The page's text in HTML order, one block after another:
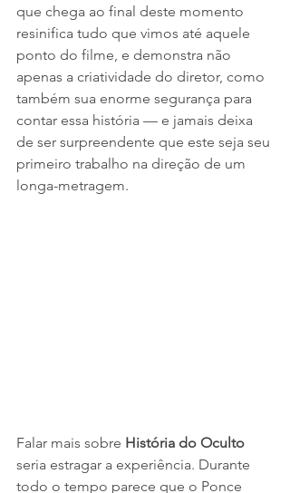
que chega ao final deste momento
resinifica tudo que vimos até aquele
ponto do filme, e demonstra não
apenas a criatividade do diretor, como
também sua enorme segurança para
contar essa história — e jamais deixa
de ser surpreendente que este seja seu
primeiro trabalho na direção de um
longa-metragem.
Falar mais sobre História do Oculto
seria estragar a experiência. Durante
todo o tempo parece que o Ponce